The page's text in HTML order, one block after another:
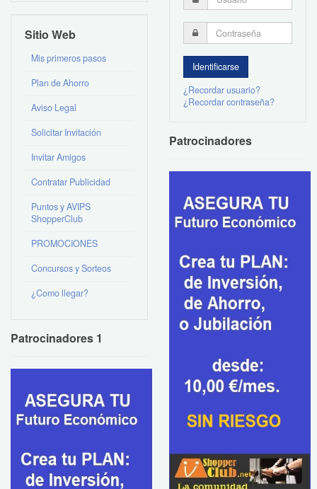
Sitio Web
Mis primeros pasos
Plan de Ahorro
Aviso Legal
Solicitar Invitación
Invitar Amigos
Contratar Publicidad
Puntos y AVIPS
ShopperClub
PROMOCIONES
Concursos y Sorteos
¿Como llegar?
Patrocinadores 1
¿Recordar usuario?
¿Recordar contraseña?
Patrocinadores